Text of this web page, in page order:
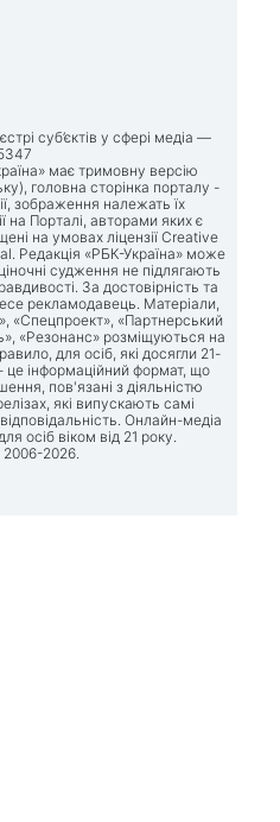
суб’єктів у сфері медіа —
має тримовну версію
головна сторінка порталу -
зображення належать їх
на Порталі, авторами яких є
на умовах ліцензії Creative
Редакція «РБК-Україна» може
судження не підлягають
За достовірність та
рекламодавець. Матеріали,
«Спецпроект», «Партнерський
«Резонанс» розміщуються на
для осіб, які досягли 21-
це інформаційний формат, що
пов'язані з діяльністю
які випускають самі
Онлайн-медіа
осіб віком від 21 року.
2026.